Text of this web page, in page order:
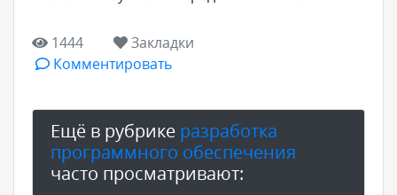
1444
Закладки
Комментировать
Ещё в рубрике разработка
программного обеспечения
часто просматривают: